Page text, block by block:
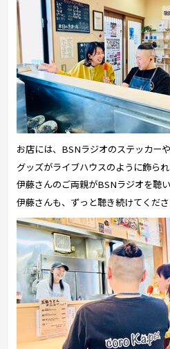
お店には、BSNラジオのステッカーや
グッズがライブハウスのように飾られ
伊藤さんのご両親がBSNラジオを聴い
伊藤さんも、ずっと聴き続けてくださ